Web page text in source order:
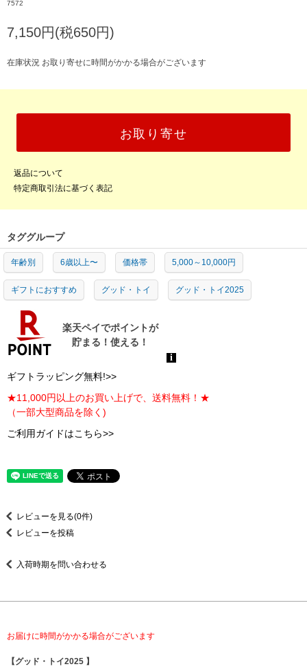
7572
7,150円(税650円)
在庫状況 お取り寄せに時間がかかる場合がございます
お取り寄せ
返品について
特定商取引法に基づく表記
タググループ
年齢別 6歳以上〜 価格帯 5,000～10,000円
ギフトにおすすめ グッド・トイ グッド・トイ2025
ギフトラッピング無料!>>
★11,000円以上のお買い上げで、送料無料！★
（一部大型商品を除く)
ご利用ガイドはこちら>>
レビューを見る(0件)
レビューを投稿
入荷時期を問い合わせる
お届けに時間がかかる場合がございます
【グッド・トイ2025 】